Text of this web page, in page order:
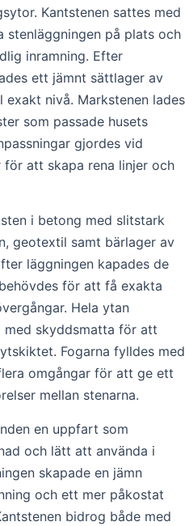
Kantstenen sattes med
på plats och
inramning. Efter
ett jämnt sättlager av
nivå. Markstenen lades
som passade husets
gjordes vid
för att skapa rena linjer och
i betong med slitstark
geotextil samt bärlager av
läggningen kapades de
för att få exakta
Hela ytan
skyddsmatta för att
Fogarna fylldes med
omgångar för att ge ett
mellan stenarna.
en uppfart som
och lätt att använda i
skapade en jämn
och ett mer påkostat
bidrog både med